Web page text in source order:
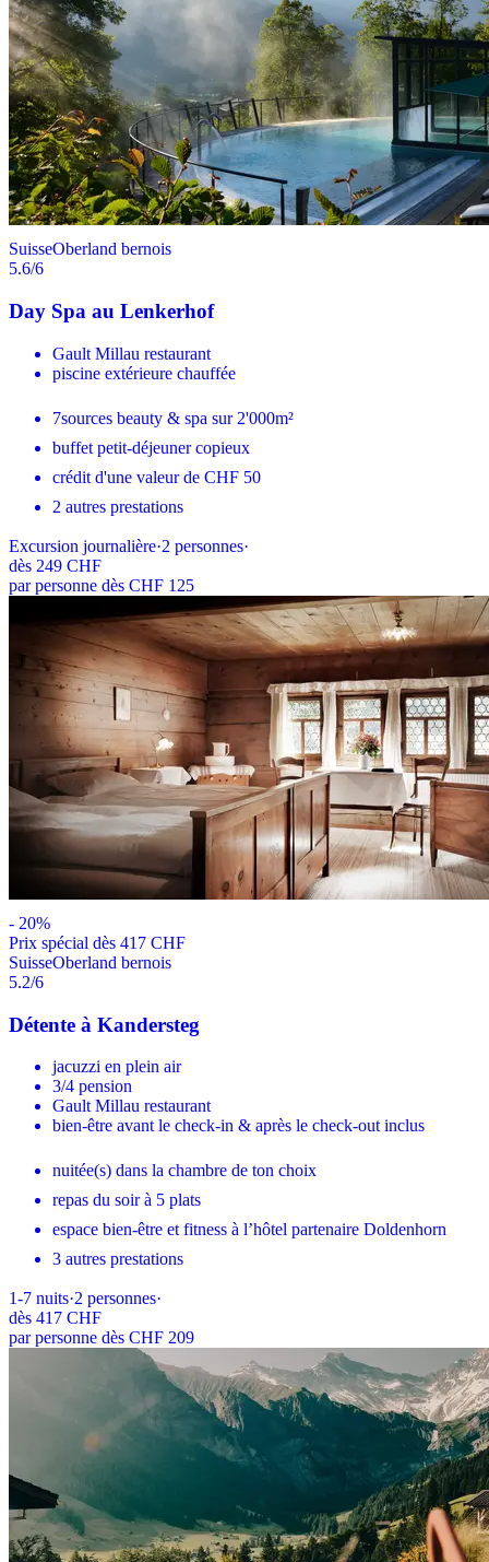
SuisseOberland bernois
5.6/6
Day Spa au Lenkerhof
Gault Millau restaurant
piscine extérieure chauffée
7sources beauty & spa sur 2'000m²
buffet petit-déjeuner copieux
crédit d'une valeur de CHF 50
2 autres prestations
Excursion journalière·2 personnes·
dès 249 CHF
par personne dès CHF 125
- 20%
Prix ​​spécial dès 417 CHF
SuisseOberland bernois
5.2/6
Détente à Kandersteg
jacuzzi en plein air
3/4 pension
Gault Millau restaurant
bien-être avant le check-in & après le check-out inclus
nuitée(s) dans la chambre de ton choix
repas du soir à 5 plats
espace bien-être et fitness à l’hôtel partenaire Doldenhorn
3 autres prestations
1-7 nuits·2 personnes·
dès 417 CHF
par personne dès CHF 209